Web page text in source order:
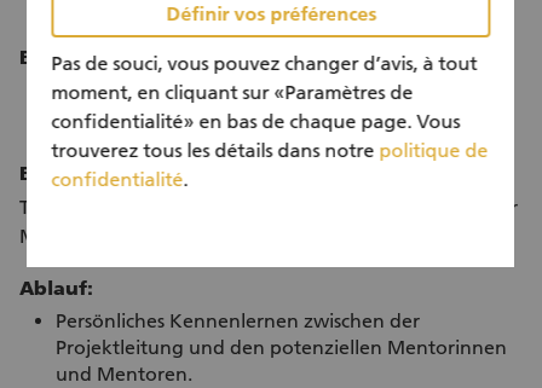
Einsatzdauer:
Einmal wöchentlich für 1-2 Stunden
Über einen Zeitraum von mind. 6 Monaten
Einsatzort:
Tandems treffen sich im öffentlichen Raum oder bei der
Mentorin oder den Mentor zu Hause.
Ablauf:
Persönliches Kennenlernen zwischen der
Projektleitung und den potenziellen Mentorinnen
und Mentoren.
Définir vos préférences
Pas de souci, vous pouvez changer d’avis, à tout
moment, en cliquant sur «Paramètres de
confidentialité» en bas de chaque page. Vous
trouverez tous les détails dans notre politique de
confidentialité.